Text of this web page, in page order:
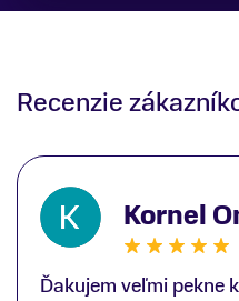
Recenzie
Kornel
Ďakujem veľmi pekne